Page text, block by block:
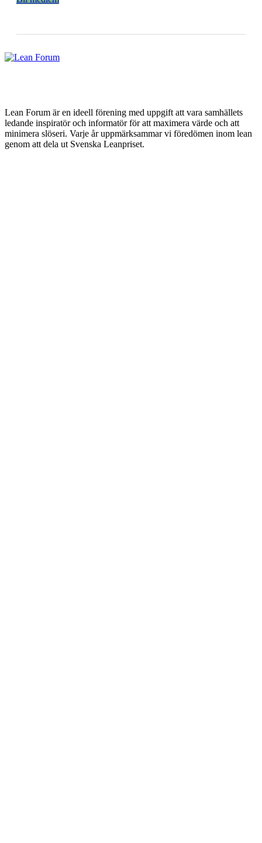
Lean Forum är en ideell förening med uppgift att vara samhällets
ledande inspiratör och informatör för att maximera värde och att
minimera slöseri. Varje år uppmärksammar vi föredömen inom lean
genom att dela ut Svenska Leanpriset.